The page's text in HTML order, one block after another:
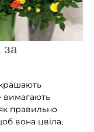
вимагають
правильно
вона цвіла,